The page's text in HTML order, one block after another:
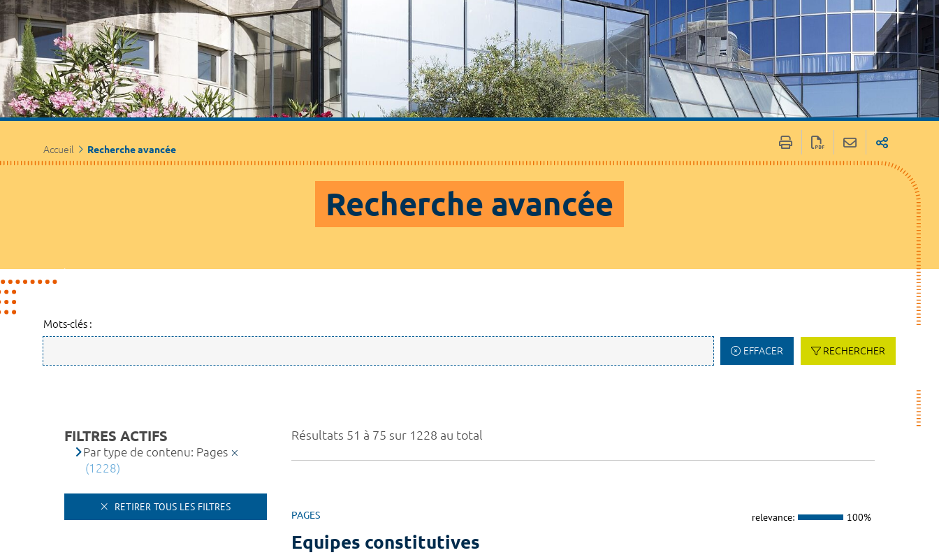
Accueil Recherche avancée
Recherche avancée
Mots-clés :
EFFACER RECHERCHER
Résultats 51 à 75 sur 1228 au total
PAGES relevance: 100%
Equipes constitutives
FILTRES ACTIFS
Par type de contenu: Pages
(1228)
RETIRER TOUS LES FILTRES